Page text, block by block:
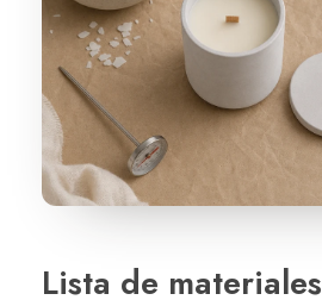
Lista de materiales